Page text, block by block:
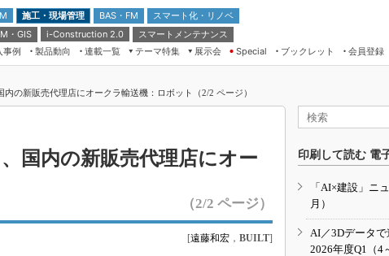
施工・現場管理 BAS・FM
スマート化・リノベ
・GIS i-Construction 2.0
スマートメンテナンス
事例 製品動向 連載一覧
テーマ特集
がもたらす建設業界の“ゲー
ジ” Ver.2.0
時代のスマートビル
展示会
第8回 国際 建設・測量展
築・土木・不動産の先端技術展－
2020
Special ブックレット 会員登録
の新販売代理店にオークラ輸送機：ロボット（2/2 ページ）
国内の新販売代理店にオー
（2/2 ページ）
[遠藤和宏 ， BUILT]
印刷して読む 電
「AI×建設」ニ
月）
AI／3Dデータ
2026年度Q1（4